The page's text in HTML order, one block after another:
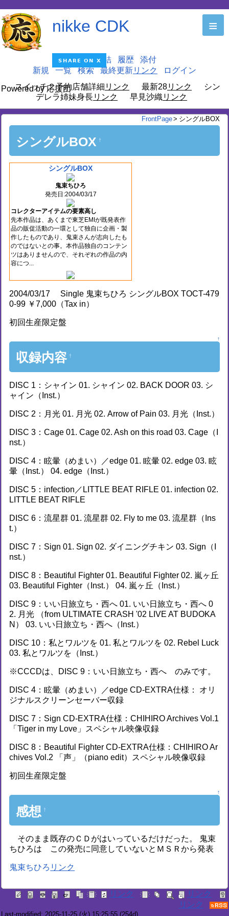
nikke CDK
Powered by 応援団
≡
編集 凍結 履歴
添付
新規
一覧 検索 最終更新
ログイン
スイッチ２予約店舗詳細
最新28
シン
デレラ姉妹身長
早見沙織
FrontPage> シングルBOX
シングルBOX †
シングルBOX
鬼束ちひろ
発売日:2004/03/17
コレクターアイテムの要素高し
先本作品は、あくまで東芝EMIが既発表作
品の販促活動の一環として独自に企画・製
作したものであり、鬼束さんが志向したも
のではないとの事。本作品独自のコンテン
ツはありませんので、それぞれの作品の内
容につ...
2004/03/17 Single 鬼束ちひろ シングルBOX TOCT-479
0-99 ￥7,000（Tax in）
初回生産限定盤
↑
収録内容 †
DISC 1：シャイン 01. シャイン 02. BACK DOOR 03. シ
ャイン（Inst.）
DISC 2：月光 01. 月光 02. Arrow of Pain 03. 月光（Inst.）
DISC 3：Cage 01. Cage 02. Ash on this road 03. Cage（I
nst.）
DISC 4：眩暈（めまい）／edge 01. 眩暈 02. edge 03. 眩
暈（Inst.） 04. edge（Inst.）
DISC 5：infection／LITTLE BEAT RIFLE 01. infection 02.
LITTLE BEAT RIFLE
DISC 6：流星群 01. 流星群 02. Fly to me 03. 流星群（Ins
t.）
DISC 7：Sign 01. Sign 02. ダイニングチキン 03. Sign（I
nst.）
DISC 8：Beautiful Fighter 01. Beautiful Fighter 02. 嵐ヶ丘
03. Beautiful Fighter（Inst.） 04. 嵐ヶ丘（Inst.）
DISC 9：いい日旅立ち・西へ 01. いい日旅立ち・西へ 0
2. 月光 （from ULTIMATE CRASH '02 LIVE AT BUDOKA
N） 03. いい日旅立ち・西へ（Inst.）
DISC 10：私とワルツを 01. 私とワルツを 02. Rebel Luck
03. 私とワルツを（Inst.）
※CCCDは、DISC 9：いい日旅立ち・西へ のみです。
DISC 4：眩暈（めまい）／edge CD-EXTRA仕様： オリ
ジナルスクリーンセーバー収録
DISC 7：Sign CD-EXTRA仕様：CHIHIRO Archives Vol.1
「Tiger in my Love」スペシャル映像収録
DISC 8：Beautiful Fighter CD-EXTRA仕様：CHIHIRO Ar
chives Vol.2 「声」（piano edit）スペシャル映像収録
初回生産限定盤
↑
感想 †
そのまま既存のＣＤがはいっているだけだった。 鬼束
ちひろは この発売に同意していないとＭＳＲから発表
鬼束ちひろ
Last-modified: 2025-11-25 (火) 15:25:55 (254d)